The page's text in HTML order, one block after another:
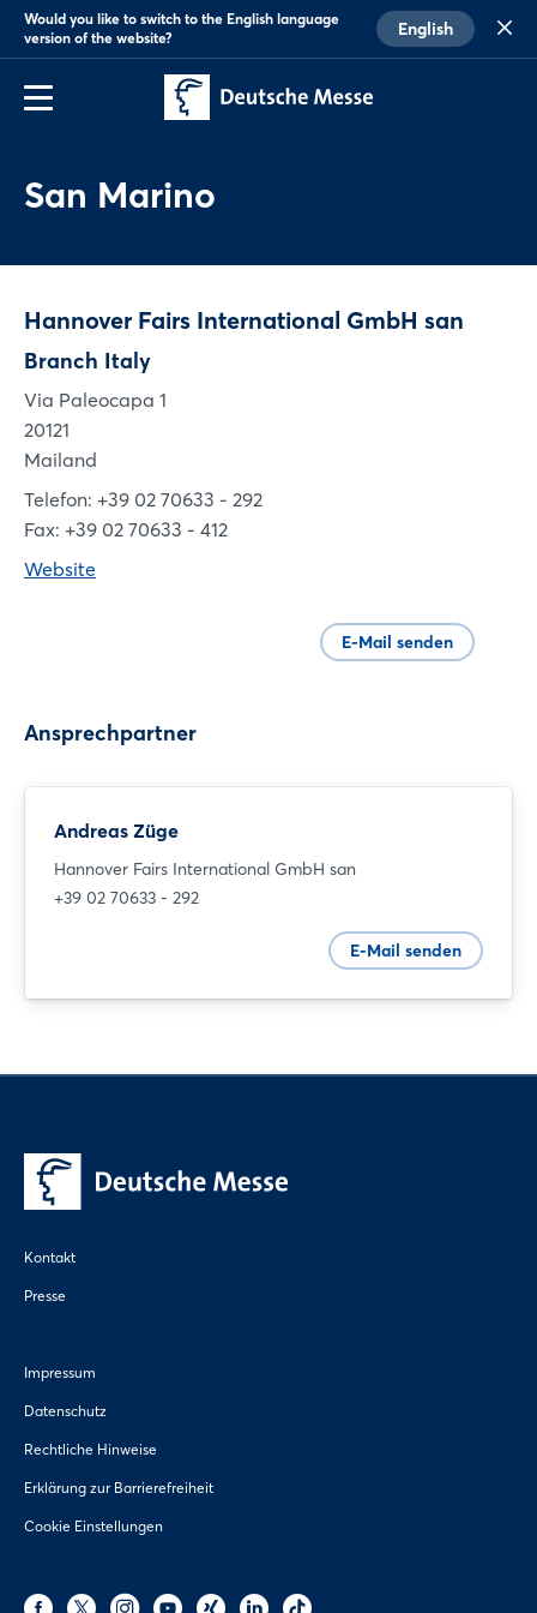
Would you like to switch to the English language
version of the website?
English
San Marino
Hannover Fairs International GmbH san
Branch Italy
Via Paleocapa 1
20121
Mailand
Telefon: +39 02 70633 - 292
Fax: +39 02 70633 - 412
Website
E-Mail senden
Ansprechpartner
Andreas Züge
Hannover Fairs International GmbH san
+39 02 70633 - 292
E-Mail senden
Kontakt
Presse
Impressum
Datenschutz
Rechtliche Hinweise
Erklärung zur Barrierefreiheit
Cookie Einstellungen
Passwort vergessen?